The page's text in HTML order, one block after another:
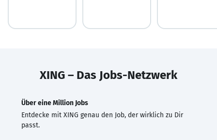
XING – Das Jobs-Netzwerk
Über eine Million Jobs
Entdecke mit XING genau den Job, der wirklich zu Dir
passt.